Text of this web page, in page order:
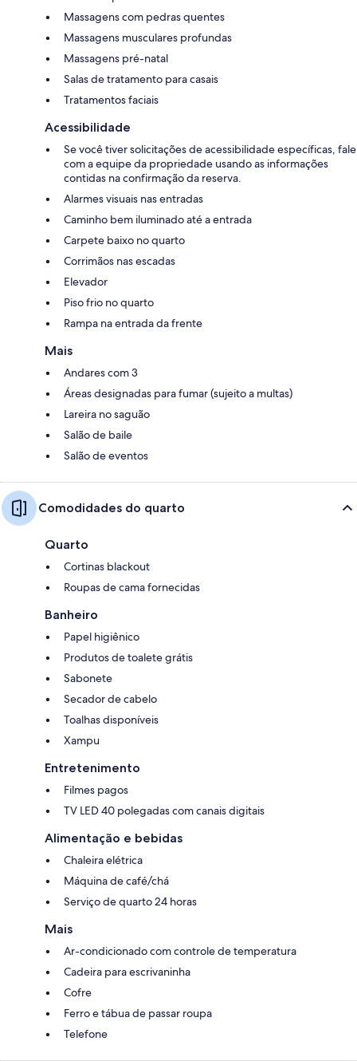
Massagens com pedras quentes
Massagens musculares profundas
Massagens pré-natal
Salas de tratamento para casais
Tratamentos faciais
Acessibilidade
Se você tiver solicitações de acessibilidade específicas, fale
com a equipe da propriedade usando as informações
contidas na confirmação da reserva.
Alarmes visuais nas entradas
Caminho bem iluminado até a entrada
Carpete baixo no quarto
Corrimãos nas escadas
Elevador
Piso frio no quarto
Rampa na entrada da frente
Mais
Andares com 3
Áreas designadas para fumar (sujeito a multas)
Lareira no saguão
Salão de baile
Salão de eventos
Comodidades do quarto
Quarto
Cortinas blackout
Roupas de cama fornecidas
Banheiro
Papel higiênico
Produtos de toalete grátis
Sabonete
Secador de cabelo
Toalhas disponíveis
Xampu
Entretenimento
Filmes pagos
TV LED 40 polegadas com canais digitais
Alimentação e bebidas
Chaleira elétrica
Máquina de café/chá
Serviço de quarto 24 horas
Mais
Ar-condicionado com controle de temperatura
Cadeira para escrivaninha
Cofre
Ferro e tábua de passar roupa
Telefone